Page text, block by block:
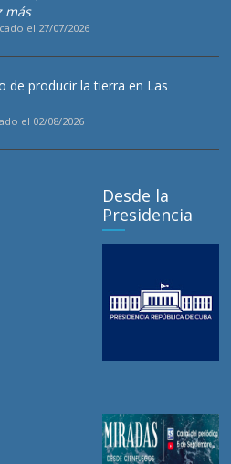
más
el 27/07/2026
de producir la tierra en Las
el 02/08/2026
Desde la
Presidencia